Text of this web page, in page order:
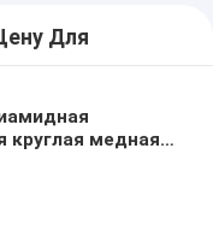
Для
круглая медная